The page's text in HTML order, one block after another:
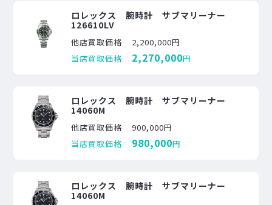
ロレックス 腕時計 サブマリーナー
126610LV
他店買取価格
2,200,000円
当店買取価格
2,270,000円
ロレックス 腕時計 サブマリーナー
14060M
他店買取価格
900,000円
当店買取価格
980,000円
ロレックス 腕時計 サブマリーナー
14060M